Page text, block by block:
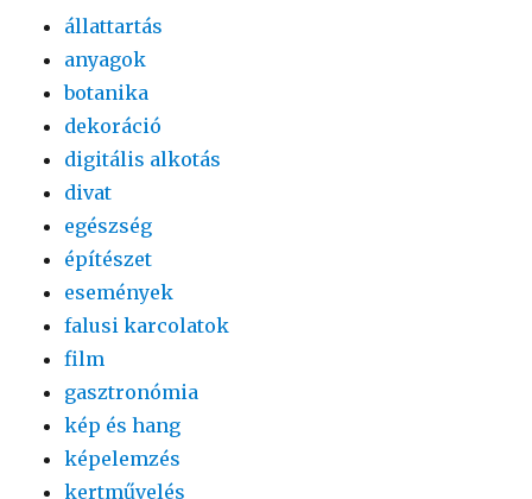
állattartás
anyagok
botanika
dekoráció
digitális alkotás
divat
egészség
építészet
események
falusi karcolatok
film
gasztronómia
kép és hang
képelemzés
kertművelés